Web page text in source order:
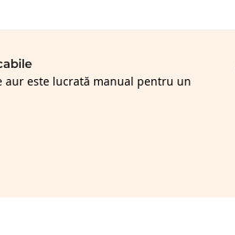
aur este lucrată manual pentru un